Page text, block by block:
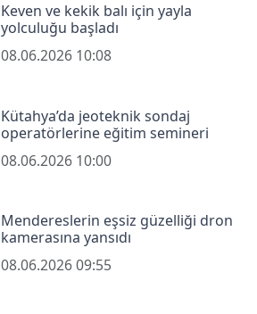
Keven ve kekik balı için yayla
yolculuğu başladı
08.06.2026 10:08
Kütahya’da jeoteknik sondaj
operatörlerine eğitim semineri
08.06.2026 10:00
Mendereslerin eşsiz güzelliği dron
kamerasına yansıdı
08.06.2026 09:55